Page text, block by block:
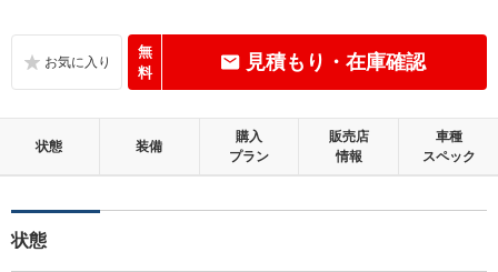
無
料
見積もり・在庫確認
状態 装備
購入
プラン
販売店
情報
車種
スペック
状態